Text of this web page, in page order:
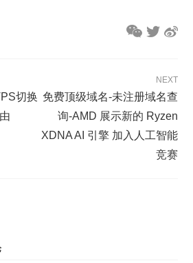
切换
NEXT
免费顶级域名-未注册域名查
询-AMD 展示新的 Ryzen
XDNA AI 引擎 加入人工智能
竞赛